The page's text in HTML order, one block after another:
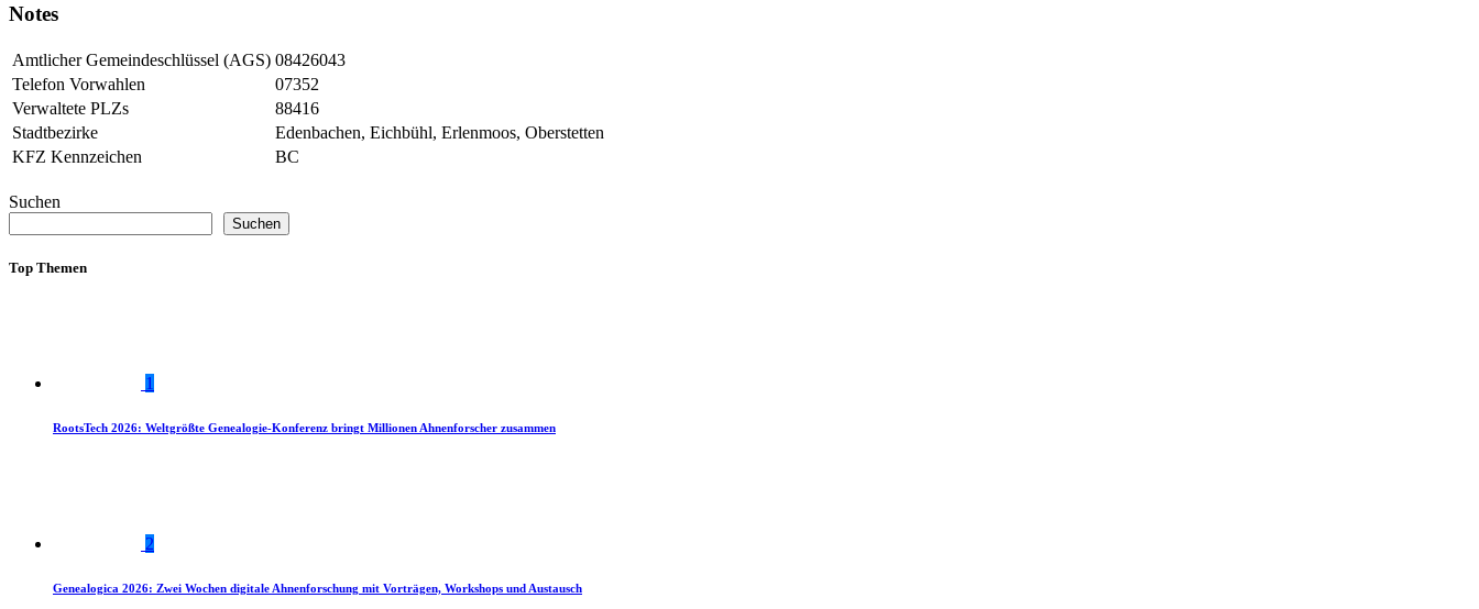
Notes
Amtlicher Gemeindeschlüssel (AGS) 08426043
Telefon Vorwahlen
07352
Verwaltete PLZs
88416
Stadtbezirke
Edenbachen, Eichbühl, Erlenmoos, Oberstetten
KFZ Kennzeichen
BC
Suchen
Suchen
Top Themen
1
RootsTech 2026: Weltgrößte Genealogie-Konferenz bringt Millionen Ahnenforscher zusammen
2
Genealogica 2026: Zwei Wochen digitale Ahnenforschung mit Vorträgen, Workshops und Austausch